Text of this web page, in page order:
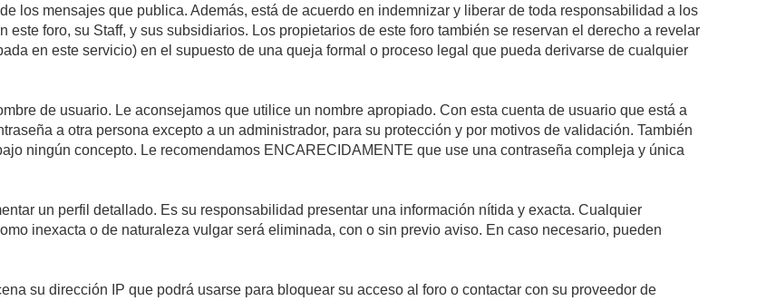
los mensajes que publica. Además, está de acuerdo en indemnizar y liberar de toda responsabilidad a los
foro, su Staff, y sus subsidiarios. Los propietarios de este foro también se reservan el derecho a revelar
en este servicio) en el supuesto de una queja formal o proceso legal que pueda derivarse de cualquier
de usuario. Le aconsejamos que utilice un nombre apropiado. Con esta cuenta de usuario que está a
a otra persona excepto a un administrador, para su protección y por motivos de validación. También
ningún concepto. Le recomendamos ENCARECIDAMENTE que use una contraseña compleja y única
un perfil detallado. Es su responsabilidad presentar una información nítida y exacta. Cualquier
inexacta o de naturaleza vulgar será eliminada, con o sin previo aviso. En caso necesario, pueden
su dirección IP que podrá usarse para bloquear su acceso al foro o contactar con su proveedor de